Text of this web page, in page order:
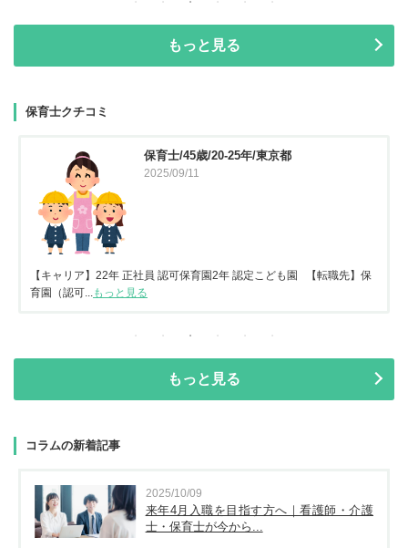
もっと見る
保育士クチコミ
保育士/45歳/20-25年/東京都
2025/09/11
【キャリア】22年 正社員 認可保育園2年 認定こども園 【転職先】保
育園（認可...もっと見る
もっと見る
コラムの新着記事
2025/10/09
来年4月入職を目指す方へ｜看護師・介護
士・保育士が今から...